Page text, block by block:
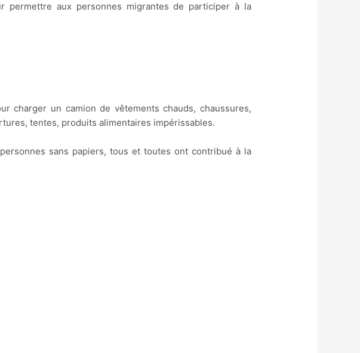
permettre aux personnes migrantes de participer à la
charger un camion de vêtements chauds, chaussures,
tentes, produits alimentaires impérissables.
sans papiers, tous et toutes ont contribué à la